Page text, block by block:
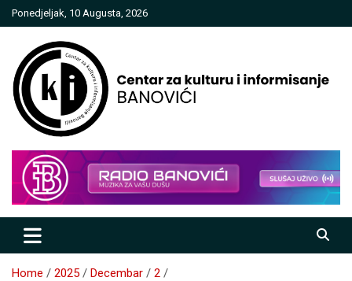
Skip
to
Ponedjeljak, 10 Augusta, 2026
Centar za kulturu i informisanje
Banovići
Home 2025 Decembar
2